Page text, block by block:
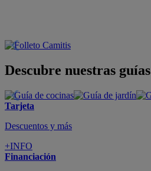
Descubre nuestras guías
Tarjeta
Descuentos y más
+INFO
Financiación